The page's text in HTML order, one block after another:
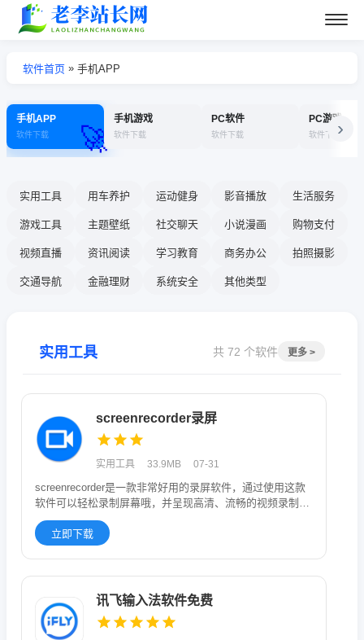
软件首页 » 手机APP
›
手机APP
软件下载 🚀
手机游戏
软件下载
PC软件
软件下载
PC游戏
软件下载
实用工具 用车养护 运动健身 影音播放 生活服务
游戏工具 主题壁纸 社交聊天 小说漫画 购物支付
视频直播 资讯阅读 学习教育 商务办公 拍照摄影
交通导航 金融理财 系统安全 其他类型
实用工具 共 72 个软件 更多 >
screenrecorder录屏
实用工具 33.9MB 07-31
screenrecorder是一款非常好用的录屏软件，通过使用这款
软件可以轻松录制屏幕哦，并呈现高清、流畅的视频录制画
面
立即下载
讯飞输入法软件免费